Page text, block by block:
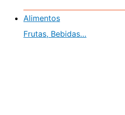
Alimentos
Frutas, Bebidas…